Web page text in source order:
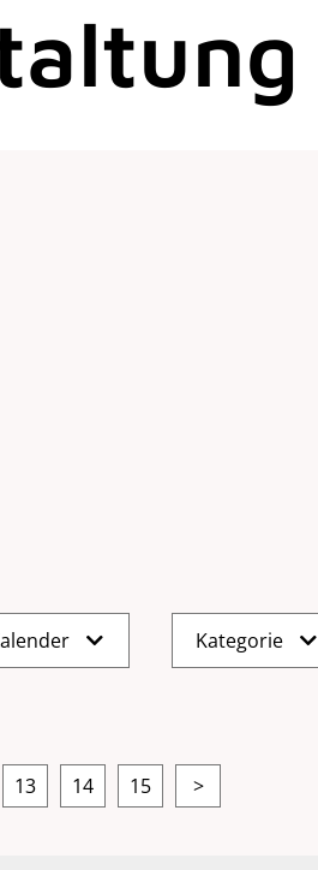
Kategorie
13 14 15 >